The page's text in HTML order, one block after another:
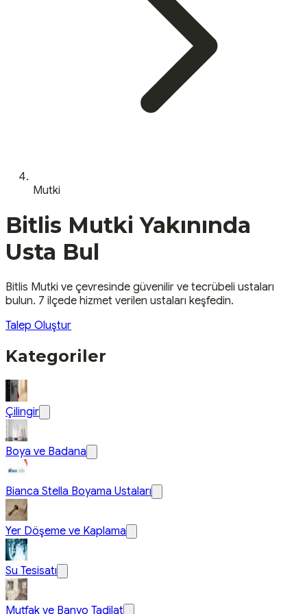
Mutki
Bitlis Mutki Yakınında
Usta Bul
Bitlis Mutki ve çevresinde güvenilir ve tecrübeli ustaları
bulun. 7 ilçede hizmet verilen ustaları keşfedin.
Talep Oluştur
Kategoriler
Çilingir
Boya ve Badana
Bianca Stella Boyama Ustaları
Yer Döşeme ve Kaplama
Su Tesisatı
Mutfak ve Banyo Tadilat